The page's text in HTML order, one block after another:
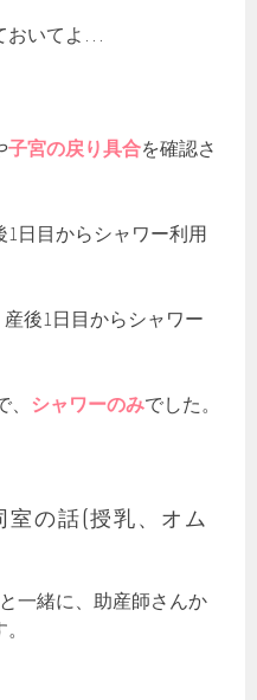
おいてよ…
子宮の戻り具合を確認さ
日目からシャワー利用
後1日目からシャワー
シャワーのみでした。
の話(授乳、オム
一緒に、助産師さんか